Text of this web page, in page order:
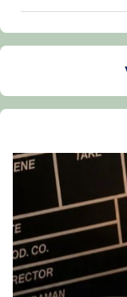
La Carmina
dos mesos, a
Recupera
tican
07/carmina-
espana-
Foto